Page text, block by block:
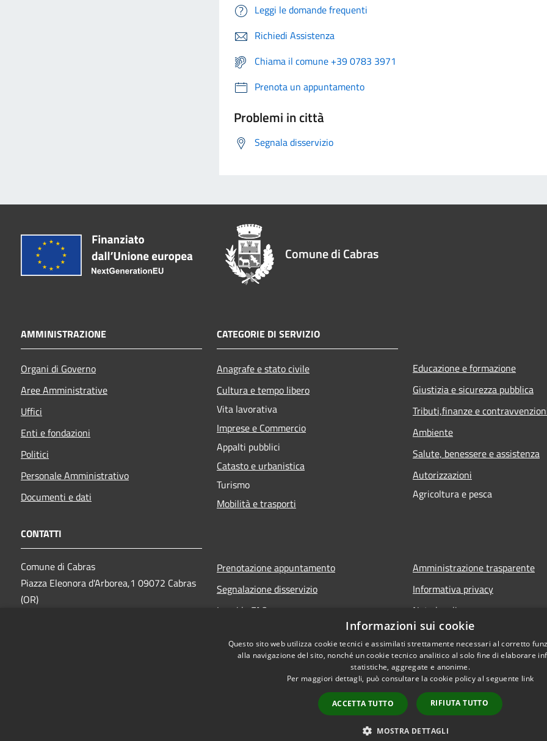
Leggi le domande frequenti
Richiedi Assistenza
Chiama il comune +39 0783 3971
Prenota un appuntamento
Problemi in città
Segnala disservizio
Comune di Cabras
AMMINISTRAZIONE
Organi di Governo
Aree Amministrative
Uffici
Enti e fondazioni
Politici
Personale Amministrativo
Documenti e dati
CATEGORIE DI SERVIZIO
Anagrafe e stato civile
Cultura e tempo libero
Vita lavorativa
Imprese e Commercio
Appalti pubblici
Catasto e urbanistica
Turismo
Mobilità e trasporti
Educazione e formazione
Giustizia e sicurezza pubblica
Tributi,finanze e
Ambiente
Salute, benessere e assistenza
Autorizzazioni
Agricoltura e pesca
CONTATTI
Comune di Cabras
Piazza Eleonora d'Arborea,1 09072 Cabras
(OR)
Prenotazione appuntamento
Segnalazione disservizio
Leggi le FAQ
Numeri utili
Amministrazione trasparente
Informativa privacy
Note legali
Dichiarazione di accessibilità
Informazioni sui cookie
Questo sito web utilizza cookie tecnici e assimilati strettamente necessari al corretto
alla navigazione del sito, nonché un cookie tecnico analitico al solo fine di elaborare
statistiche, aggregate e anonime.
Per maggiori dettagli, può consultare la cookie policy al seguente link
ACCETTA TUTTO RIFIUTA TUTTO
MOSTRA DETTAGLI